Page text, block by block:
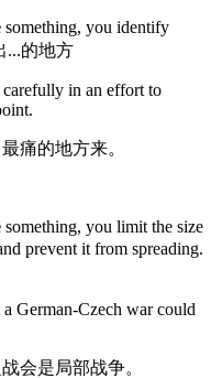
something, you identify
...的地方
in an effort to
痛的地方来。
something, you limit the size
prevent it from spreading.
German-Czech war could
会是局部战争。